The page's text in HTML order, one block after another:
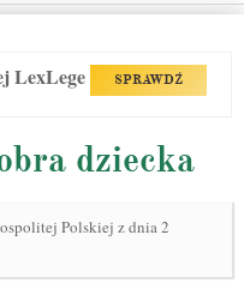
LexLege SPRAWDŹ
dziecka
Polskiej z dnia 2